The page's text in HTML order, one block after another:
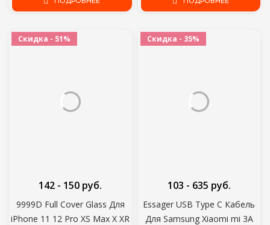
Скидка - 51%
9999D Full Cover Glass Для
iPhone 11 12 Pro XS Max X XR
142 - 150 руб.
Скидка - 35%
Essager USB Type C Кабель
Для Samsung Xiaomi mi 3A
103 - 635 руб.